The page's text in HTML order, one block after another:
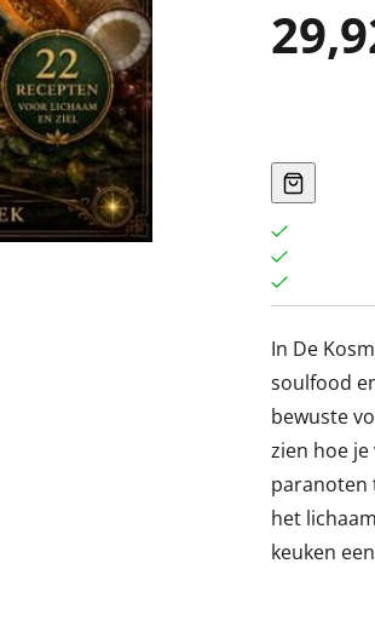
In De
soulfood
bewuste
zien hoe
paranoten
het
keuken